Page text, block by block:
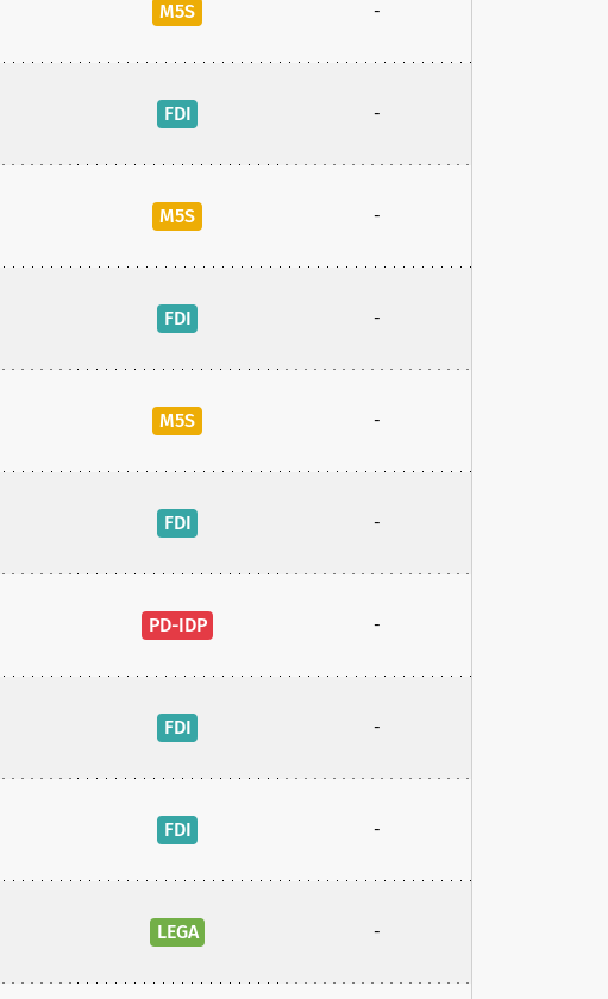
M5S -
FDI -
M5S -
FDI -
M5S -
FDI -
PD-IDP -
FDI -
FDI -
LEGA -